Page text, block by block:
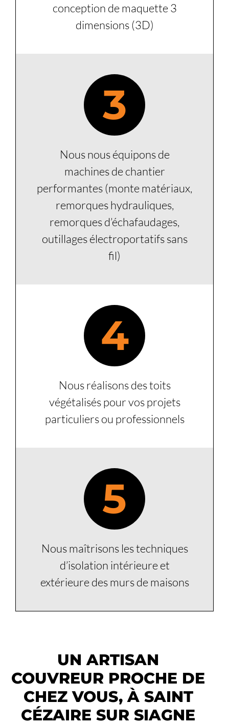
conception de maquette 3
dimensions (3D)
3
Nous nous équipons de
machines de chantier
performantes (monte matériaux,
remorques hydrauliques,
remorques d’échafaudages,
outillages électroportatifs sans
fil)
4
Nous réalisons des toits
végétalisés pour vos projets
particuliers ou professionnels
5
Nous maîtrisons les techniques
d’isolation intérieure et
extérieure des murs de maisons
UN ARTISAN
COUVREUR PROCHE DE
CHEZ VOUS, À SAINT
CÉZAIRE SUR SIAGNE